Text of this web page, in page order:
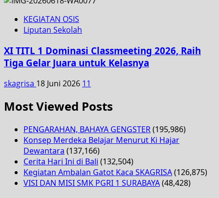
KEGIATAN OSIS
Liputan Sekolah
XI TITL 1 Dominasi Classmeeting 2026, Raih
Tiga Gelar Juara untuk Kelasnya
skagrisa 18 Juni 2026 11
Most Viewed Posts
PENGARAHAN, BAHAYA GENGSTER(195,986)
Konsep Merdeka Belajar Menurut Ki Hajar
Dewantara (137,166)
Cerita Hari Ini di Bali (132,504)
Kegiatan Ambalan Gatot Kaca SKAGRISA(126,875)
VISI DAN MISI SMK PGRI 1 SURABAYA(48,428)